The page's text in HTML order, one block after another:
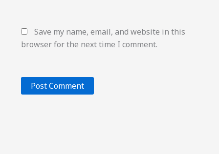
Save my name, email, and website in this
browser for the next time I comment.